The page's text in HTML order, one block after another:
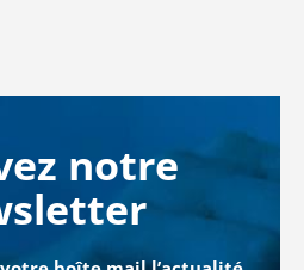
notre